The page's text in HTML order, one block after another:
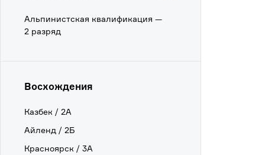
Альпинистская квалификация —
2 разряд
Восхождения
Казбек / 2А
Айленд / 2Б
Красноярск / 3А